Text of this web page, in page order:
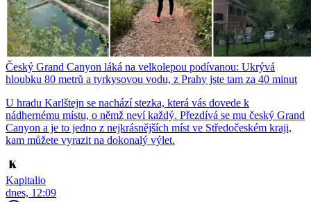
Český Grand Canyon láká na velkolepou podívanou: Ukrývá
hloubku 80 metrů a tyrkysovou vodu, z Prahy jste tam za 40 minut
U hradu Karlštejn se nachází stezka, která vás dovede k
nádhernému místu, o němž neví každý. Přezdívá se mu český Grand
Canyon a je to jedno z nejkrásnějších míst ve Středočeském kraji,
kam můžete vyrazit na dokonalý výlet.
Kapitalio
dnes, 12:09